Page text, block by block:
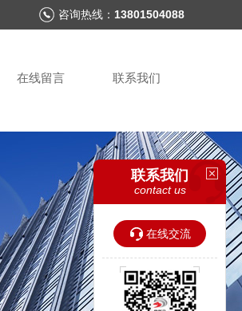
咨询热线： 13801504088
在线留言 联系我们
联系我们
contact us
在线交流